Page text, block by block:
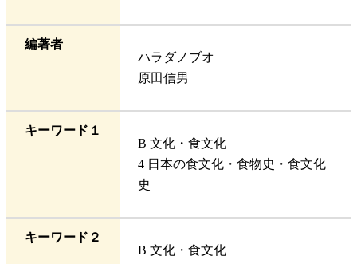
編著者
ハラダノブオ
原田信男
キーワード１
B 文化・食文化
4 日本の食文化・食物史・食文化
史
キーワード２
B 文化・食文化